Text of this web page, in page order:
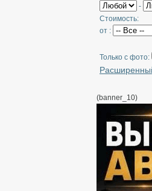
-
Стоимость:
от :
Только с фото:
(banner_10)